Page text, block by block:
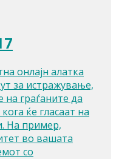
онлајн алатка
за истражување,
на граѓаните да
ќе гласаат на
На пример,
во вашата
со